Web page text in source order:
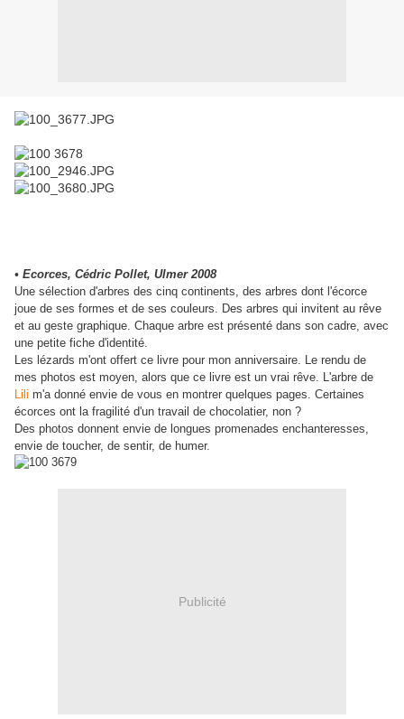
• Ecorces, Cédric Pollet, Ulmer 2008
Une sélection d'arbres des cinq continents, des arbres dont l'écorce
joue de ses formes et de ses couleurs. Des arbres qui invitent au rêve
et au geste graphique. Chaque arbre est présenté dans son cadre, avec
une petite fiche d'identité.
Les lézards m'ont offert ce livre pour mon anniversaire. Le rendu de
mes photos est moyen, alors que ce livre est un vrai rêve. L'arbre de
Lili m'a donné envie de vous en montrer quelques pages. Certaines
écorces ont la fragilité d'un travail de chocolatier, non ?
Des photos donnent envie de longues promenades enchanteresses,
envie de toucher, de sentir, de humer.
Publicité